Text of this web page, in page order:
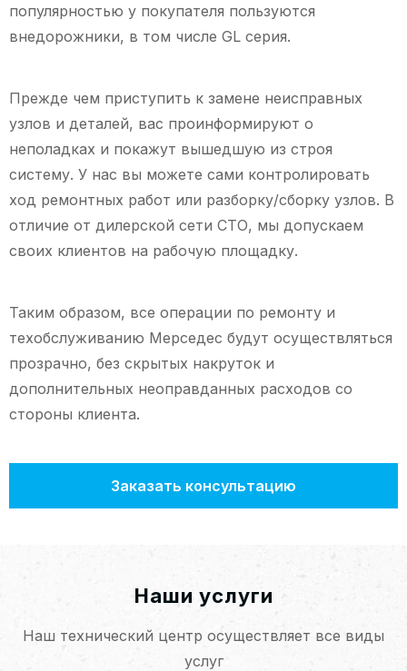
популярностью у покупателя пользуются
внедорожники, в том числе GL серия.
Прежде чем приступить к замене неисправных
узлов и деталей, вас проинформируют о
неполадках и покажут вышедшую из строя
систему. У нас вы можете сами контролировать
ход ремонтных работ или разборку/сборку узлов. В
отличие от дилерской сети СТО, мы допускаем
своих клиентов на рабочую площадку.
Таким образом, все операции по ремонту и
техобслуживанию Мерседес будут осуществляться
прозрачно, без скрытых накруток и
дополнительных неоправданных расходов со
стороны клиента.
Заказать консультацию
Наши услуги
Наш технический центр осуществляет все виды
услуг